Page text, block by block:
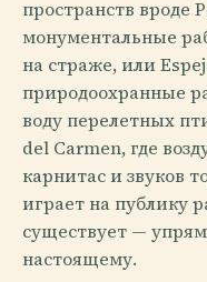
пространств вроде
монументальные
на страже, или
природоохранные
воду перелетных
del Carmen, где
карнитас и звуков
играет на публику
существует —
настоящему.